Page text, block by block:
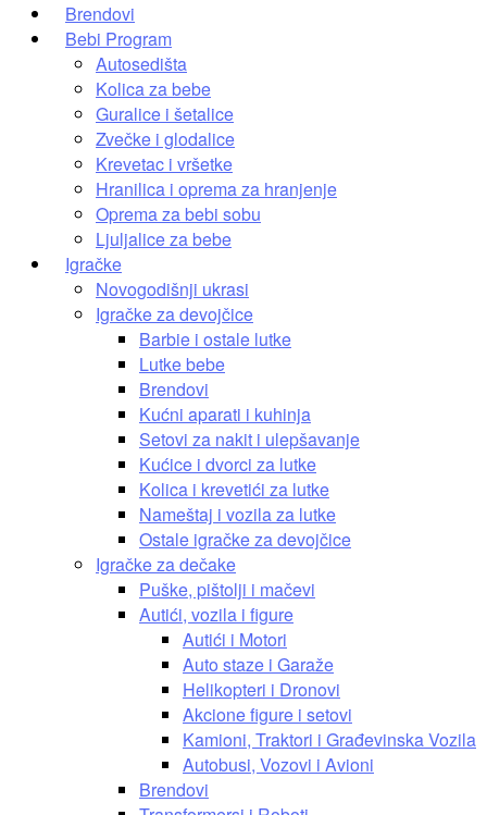
Brendovi
Bebi Program
Autosedišta
Kolica za bebe
Guralice i šetalice
Zvečke i glodalice
Krevetac i vršetke
Hranilica i oprema za hranjenje
Oprema za bebi sobu
Ljuljalice za bebe
Igračke
Novogodišnji ukrasi
Igračke za devojčice
Barbie i ostale lutke
Lutke bebe
Brendovi
Kućni aparati i kuhinja
Setovi za nakit i ulepšavanje
Kućice i dvorci za lutke
Kolica i krevetići za lutke
Nameštaj i vozila za lutke
Ostale igračke za devojčice
Igračke za dečake
Puške, pištolji i mačevi
Autići, vozila i figure
Autići i Motori
Auto staze i Garaže
Helikopteri i Dronovi
Akcione figure i setovi
Kamioni, Traktori i Građevinska Vozila
Autobusi, Vozovi i Avioni
Brendovi